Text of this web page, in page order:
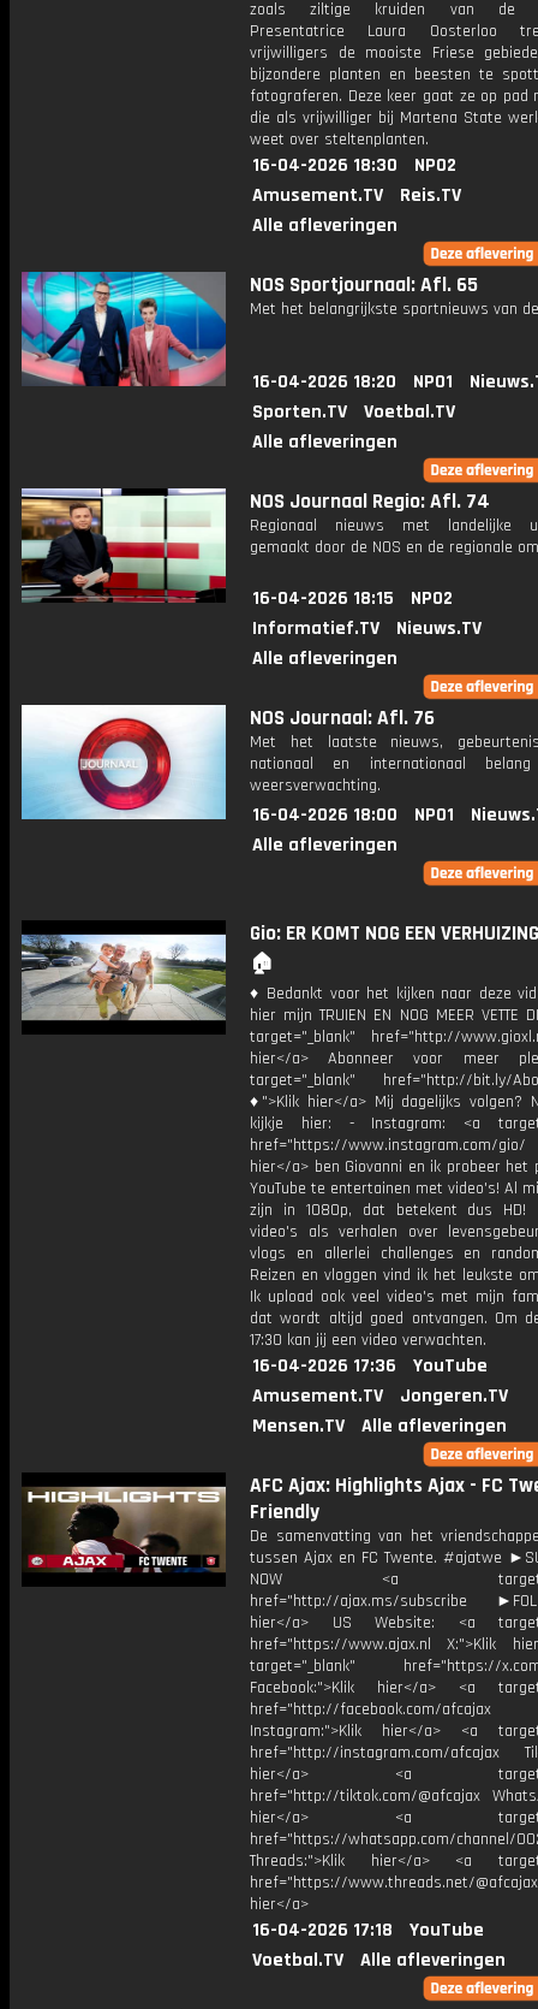
zoals ziltige kruiden van de
Presentatrice Laura Oosterloo
vrijwilligers de mooiste Friese
bijzondere planten en beesten te
fotograferen. Deze keer gaat ze op pad
die als vrijwilliger bij Martena State
weet over steltenplanten.
16-04-2026 18:30
NPO2
Amusement.TV
Reis.TV
Alle afleveringen
NOS Sportjournaal: Afl. 65
Met het belangrijkste sportnieuws van
16-04-2026 18:20 NPO1
Sporten.TV
Voetbal.TV
Alle afleveringen
NOS Journaal Regio: Afl. 74
Regionaal nieuws met landelijke
gemaakt door de NOS en de regionale
16-04-2026 18:15
NPO2
Informatief.TV
Nieuws.TV
Alle afleveringen
NOS Journaal: Afl. 76
Met het laatste nieuws,
nationaal en internationaal
weersverwachting.
16-04-2026 18:00 NPO1
Alle afleveringen
Gio: ER KOMT NOG EEN
🏠
♦ Bedankt voor het kijken naar deze
hier mijn TRUIEN EN NOG MEER VETTE
target="_blank" href="http://
hier</a> Abonneer voor meer
target="_blank" href="http://bit.ly/
♦">Klik hier</a> Mij dagelijks volgen?
kijkje hier: - Instagram: <a
href="https://www.instagram.com/
hier</a> ben Giovanni en ik probeer het
YouTube te entertainen met video's! Al
zijn in 1080p, dat betekent dus HD!
video's als verhalen over
vlogs en allerlei challenges en
Reizen en vloggen vind ik het leukste
Ik upload ook veel video's met mijn
dat wordt altijd goed ontvangen. Om
17:30 kan jij een video verwachten.
16-04-2026 17:36
YouTube
Amusement.TV
Jongeren.TV
Mensen.TV
Alle afleveringen
AFC Ajax: Highlights Ajax - FC
Friendly
De samenvatting van het
tussen Ajax en FC Twente. #ajatwe
NOW <a
href="http://ajax.ms/subscribe
hier</a> US Website: <a
href="https://www.ajax.nl X:">Klik
target="_blank" href="https://x.com/
Facebook:">Klik hier</a> <a
href="http://facebook.com/afcajax
Instagram:">Klik hier</a> <a
href="http://instagram.com/afcajax
hier</a> <a
href="http://tiktok.com/@afcajax
hier</a> <a
href="https://whatsapp.com/channel/
Threads:">Klik hier</a> <a
href="https://www.threads.net/
hier</a>
16-04-2026 17:18
YouTube
Voetbal.TV
Alle afleveringen